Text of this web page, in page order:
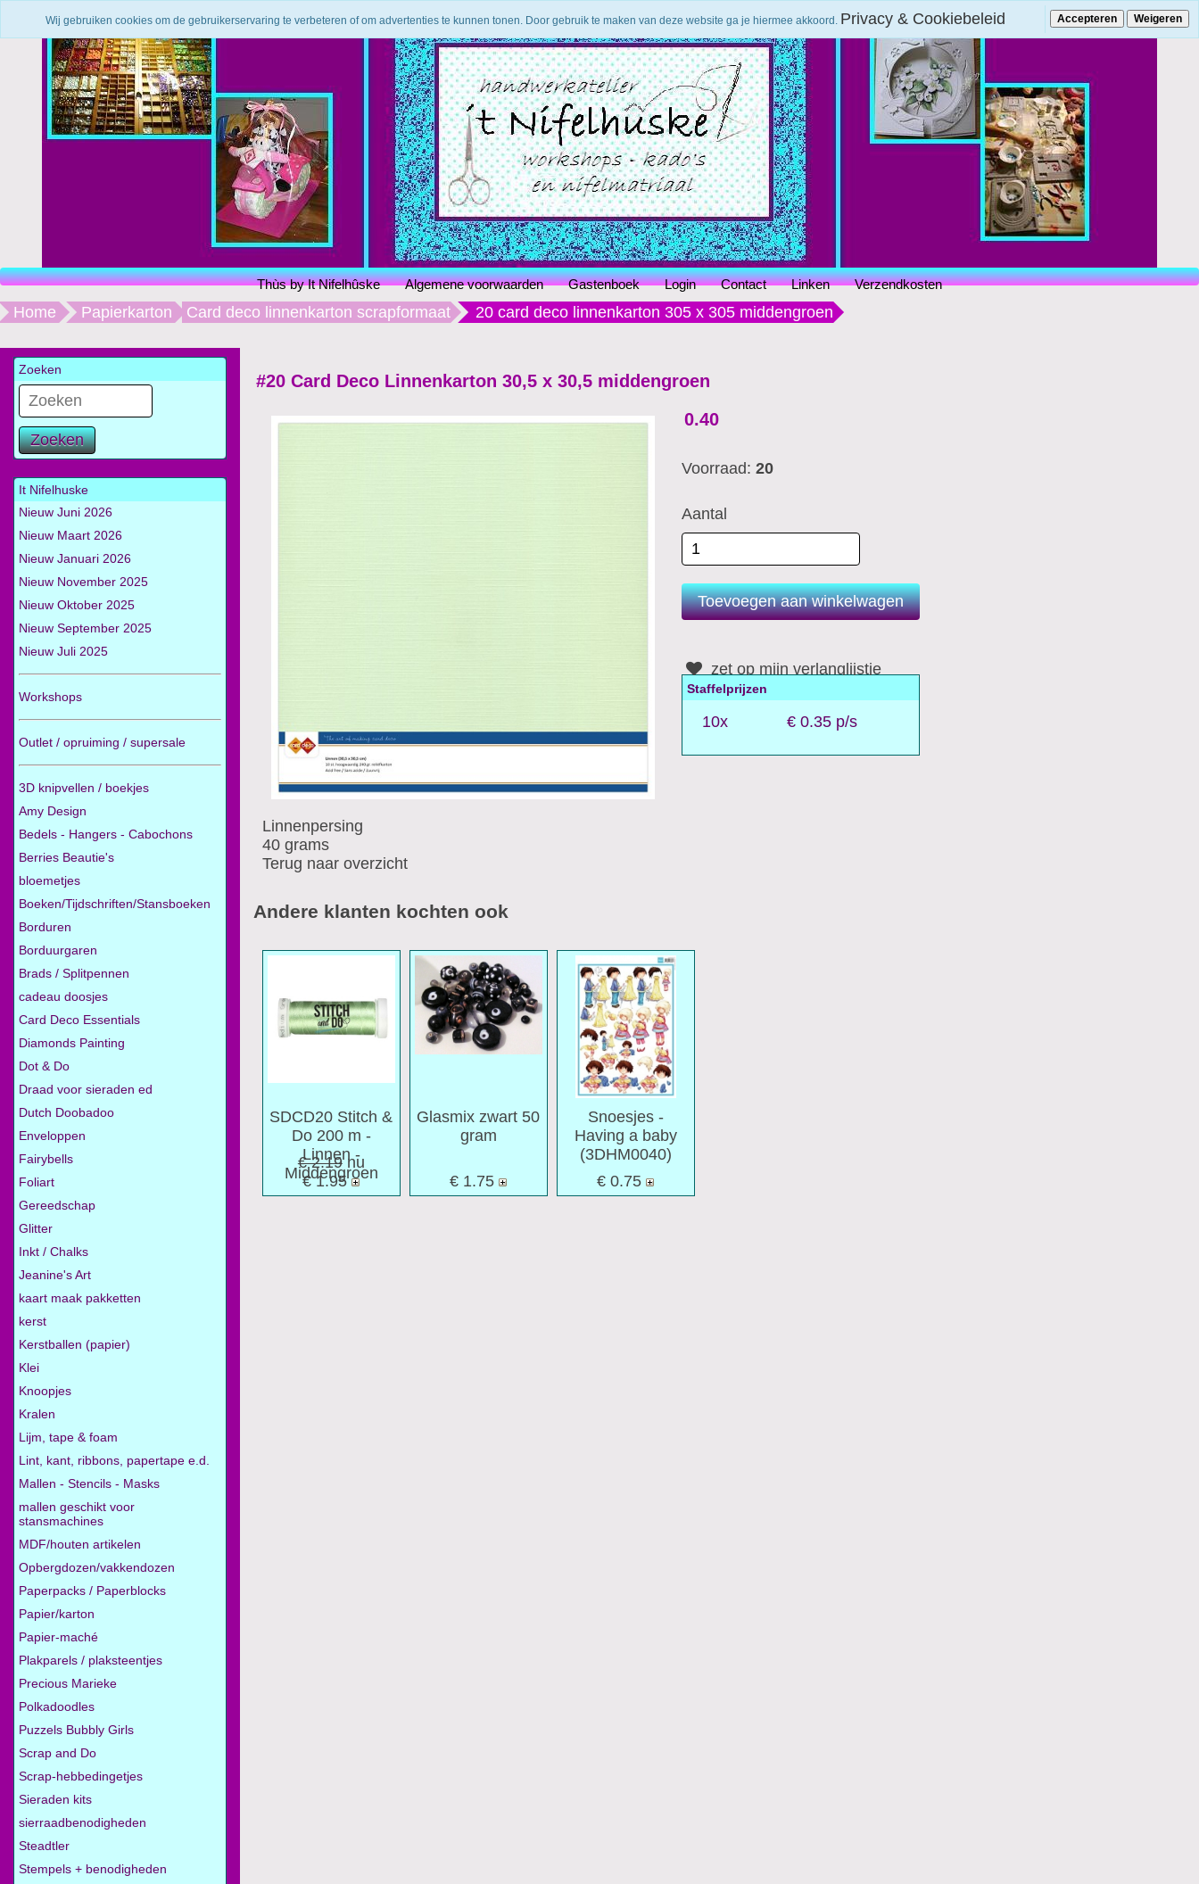
Thùs by It Nifelhûske Algemene voorwaarden Gastenboek Login Contact Linken Verzendkosten
Home Papierkarton Card deco linnenkarton scrapformaat 20 card deco linnenkarton 305 x 305 middengroen
Zoeken
Zoeken
It Nifelhuske
Nieuw Juni 2026
Nieuw Maart 2026
Nieuw Januari 2026
Nieuw November 2025
Nieuw Oktober 2025
Nieuw September 2025
Nieuw Juli 2025
Workshops
Outlet / opruiming / supersale
3D knipvellen / boekjes
Amy Design
Bedels - Hangers - Cabochons
Berries Beautie's
bloemetjes
Boeken/Tijdschriften/Stansboeken
Borduren
Borduurgaren
Brads / Splitpennen
cadeau doosjes
Card Deco Essentials
Diamonds Painting
Dot & Do
Draad voor sieraden ed
Dutch Doobadoo
Enveloppen
Fairybells
Foliart
Gereedschap
Glitter
Inkt / Chalks
Jeanine's Art
kaart maak pakketten
kerst
Kerstballen (papier)
Klei
Knoopjes
Kralen
Lijm, tape & foam
Lint, kant, ribbons, papertape e.d.
Mallen - Stencils - Masks
mallen geschikt voor
stansmachines
MDF/houten artikelen
Opbergdozen/vakkendozen
Paperpacks / Paperblocks
Papier/karton
Papier-maché
Plakparels / plaksteentjes
Precious Marieke
Polkadoodles
Puzzels Bubbly Girls
Scrap and Do
Scrap-hebbedingetjes
Sieraden kits
sierraadbenodigheden
Steadtler
Stempels + benodigheden
#20 Card Deco Linnenkarton 30,5 x 30,5 middengroen
0.40
Voorraad: 20
Aantal
zet op mijn verlanglijstje
Staffelprijzen
10x € 0.35 p/s
Linnenpersing
40 grams
Terug naar overzicht
Andere klanten kochten ook
SDCD20 Stitch &
Do 200 m -
Linnen -
Middengroen
€ 2.19nu
€ 1.95
Glasmix zwart 50
gram
€ 1.75
Snoesjes -
Having a baby
(3DHM0040)
€ 0.75
Wij gebruiken cookies om de gebruikerservaring te verbeteren of om advertenties te kunnen tonen. Door gebruik te maken van deze website ga je hiermee akkoord. Privacy & Cookiebeleid Accepteren Weigeren